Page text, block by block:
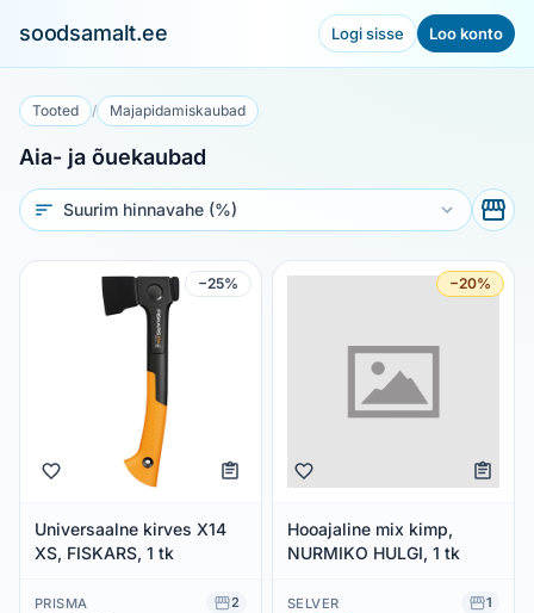
soodsamalt.ee Logi sisse Loo konto
Tooted / Majapidamiskaubad
Aia- ja õuekaubad
Sorteeri
−25%
Universaalne kirves X14
XS, FISKARS, 1 tk
PRISMA 2
−20%
Hooajaline mix kimp,
NURMIKO HULGI, 1 tk
SELVER 1